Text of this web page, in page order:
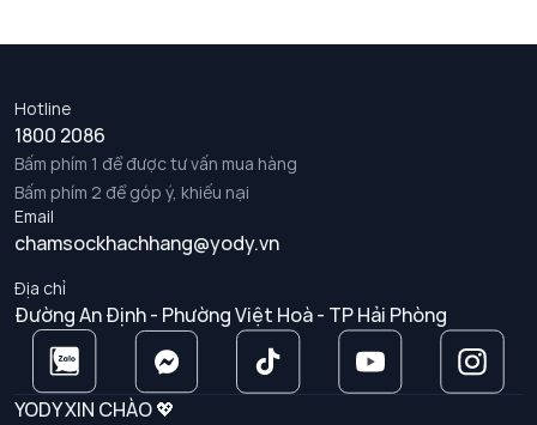
Hotline
1800 2086
Bấm phím 1 để được tư vấn mua hàng
Bấm phím 2 để góp ý, khiếu nại
Email
chamsockhachhang@yody.vn
Địa chỉ
Đường An Định - Phường Việt Hoà - TP Hải Phòng
YODY XIN CHÀO 💖